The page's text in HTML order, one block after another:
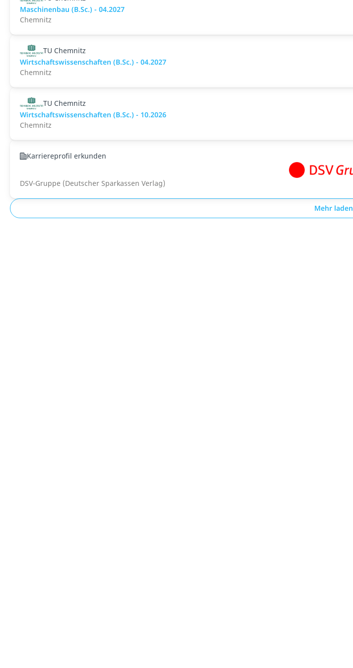
Maschinenbau (B.Sc.) - 04.2027
Chemnitz
TU Chemnitz
Wirtschaftswissenschaften (B.Sc.) - 04.2027
Chemnitz
TU Chemnitz
Wirtschaftswissenschaften (B.Sc.) - 10.2026
Chemnitz
Karriereprofil erkunden
DSV-Gruppe (Deutscher Sparkassen Verlag)
Mehr laden